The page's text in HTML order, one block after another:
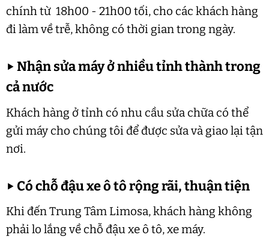
chính từ 18h00 - 21h00 tối, cho các khách hàng
đi làm về trễ, không có thời gian trong ngày.
▶Nhận sửa máy ở nhiều tỉnh thành trong
cả nước
Khách hàng ở tỉnh có nhu cầu sửa chữa có thể
gửi máy cho chúng tôi để được sửa và giao lại tận
nơi.
▶ Có chỗ đậu xe ô tô rộng rãi, thuận tiện
Khi đến Trung Tâm Limosa, khách hàng không
phải lo lắng về chỗ đậu xe ô tô, xe máy.